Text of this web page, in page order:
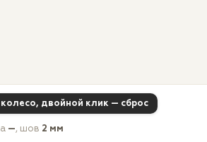
двойной клик — сброс
—, шов 2 мм